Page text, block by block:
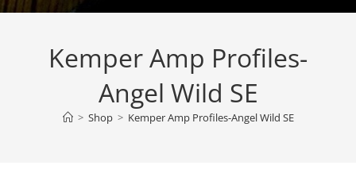
Kemper Amp Profiles-
Angel Wild SE
> Shop > Kemper Amp Profiles-Angel Wild SE